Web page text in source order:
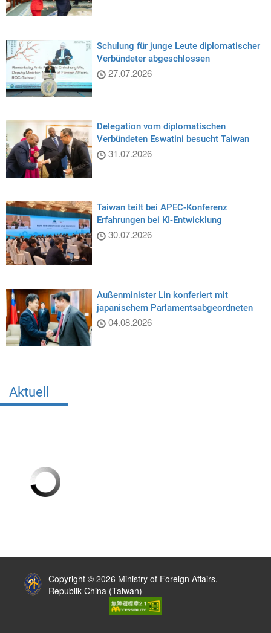
Schulung für junge Leute diplomatischer
Verbündeter abgeschlossen
27.07.2026
Delegation vom diplomatischen
Verbündeten Eswatini besucht Taiwan
31.07.2026
Taiwan teilt bei APEC-Konferenz
Erfahrungen bei KI-Entwicklung
30.07.2026
Außenminister Lin konferiert mit
japanischem Parlamentsabgeordneten
04.08.2026
Aktuell
Copyright © 2026 Ministry of Foreign Affairs,
Republik China (Taiwan)